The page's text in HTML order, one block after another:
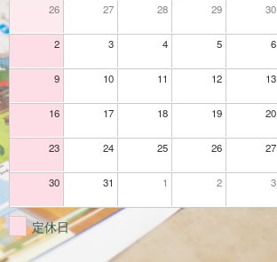
26 27 28 29 30
2 3 4 5 6
9 10 11 12 13
16 17 18 19 20
23 24 25 26 27
30 31 1 2 3
定休日